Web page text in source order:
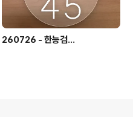
260726 - 한능검...